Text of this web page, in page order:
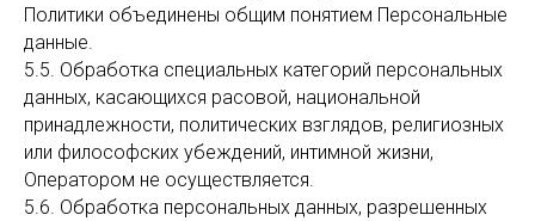
Политики объединены общим понятием Персональные
данные.
5.5. Обработка специальных категорий персональных
данных, касающихся расовой, национальной
принадлежности, политических взглядов, религиозных
или философских убеждений, интимной жизни,
Оператором не осуществляется.
5.6. Обработка персональных данных, разрешенных